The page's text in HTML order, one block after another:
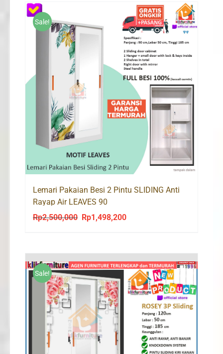
Rp1,498,200.
Sale!
Lemari Pakaian Besi 2 Pintu SLIDING Anti
Rayap Air LEAVES 90
Rp2,500,000
Original
Rp1,498,200Current
Sale!